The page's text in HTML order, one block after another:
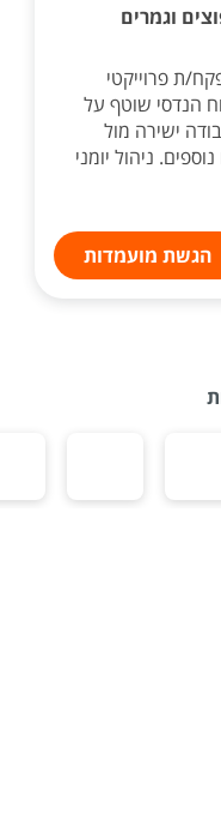
וגמרים
ת פרוייקטי
הנדסי שוטף על
ישירה מול
ניהול יומני
הגשת מועמדות